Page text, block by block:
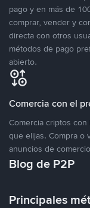
pago y en más de
comprar, vender y
directa con otros
métodos de pago
abierto.
Comercia con el
Comercia criptos
que elijas. Compra o
anuncios de
Blog de P2P
Principales